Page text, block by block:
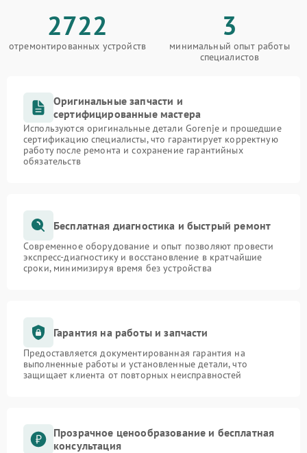
2722
отремонтированных устройств
3
минимальный опыт работы
специалистов
Оригинальные запчасти и
сертифицированные мастера
Используются оригинальные детали Gorenje и прошедшие
сертификацию специалисты, что гарантирует корректную
работу после ремонта и сохранение гарантийных
обязательств
Бесплатная диагностика и быстрый ремонт
Современное оборудование и опыт позволяют провести
экспресс-диагностику и восстановление в кратчайшие
сроки, минимизируя время без устройства
Гарантия на работы и запчасти
Предоставляется документированная гарантия на
выполненные работы и установленные детали, что
защищает клиента от повторных неисправностей
Прозрачное ценообразование и бесплатная
консультация